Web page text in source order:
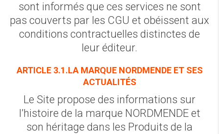
sont informés que ces services ne sont
pas couverts par les CGU et obéissent aux
conditions contractuelles distinctes de
leur éditeur.
ARTICLE 3.1.LA MARQUE NORDMENDE ET SES
ACTUALITÉS
Le Site propose des informations sur
l’histoire de la marque NORDMENDE et
son héritage dans les Produits de la